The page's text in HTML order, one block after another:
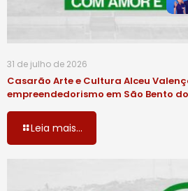
31 de julho de 2026
Casarão Arte e Cultura Alceu
empreendedorismo em São Bento
Leia mais...